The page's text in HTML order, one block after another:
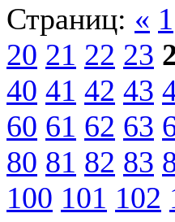
Страниц: « 1
20 21 22 23
40 41 42 43
60 61 62 63
80 81 82 83
100 101 102